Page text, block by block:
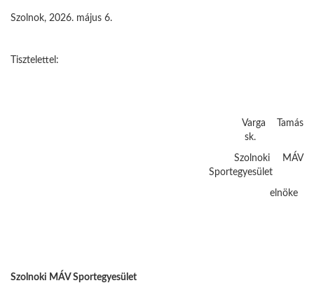
Szolnok, 2026. május 6.
Tisztelettel:
Varga Tamás
sk.
Szolnoki MÁV
Sportegyesület
elnöke
Szolnoki MÁV Sportegyesület